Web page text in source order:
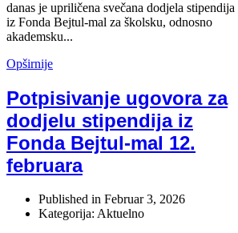
danas je upriličena svečana dodjela stipendija
iz Fonda Bejtul-mal za školsku, odnosno
akademsku...
Opširnije
Potpisivanje ugovora za
dodjelu stipendija iz
Fonda Bejtul-mal 12.
februara
Published in Februar 3, 2026
Kategorija: Aktuelno